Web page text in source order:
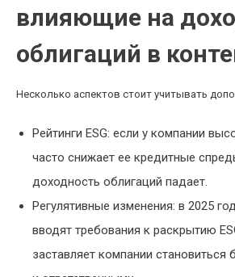
влияющие на
облигаций в
Несколько аспектов стоит учитывать
Рейтинги ESG: если у компании
часто снижает ее кредитные
доходность облигаций падает.
Регулятивные изменения: в 2025
вводят требования к раскрытию
заставляет компании становиться